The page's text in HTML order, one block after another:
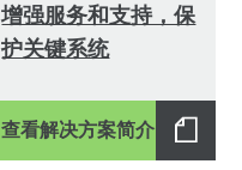
增强服务和支持，保
护关键系统
查看解决方案简介